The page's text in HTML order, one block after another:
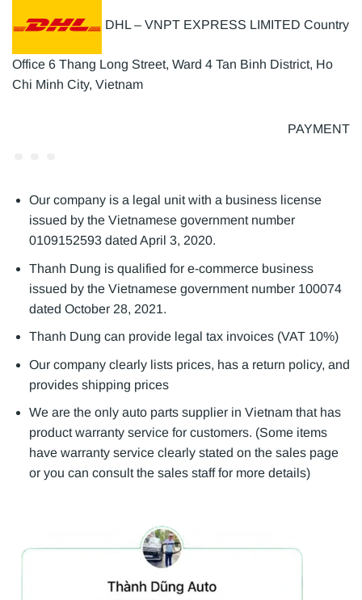
DHL – VNPT EXPRESS LIMITED Country
Office 6 Thang Long Street, Ward 4 Tan Binh District, Ho
Chi Minh City, Vietnam
PAYMENT
Our company is a legal unit with a business license
issued by the Vietnamese government number
0109152593 dated April 3, 2020.
Thanh Dung is qualified for e-commerce business
issued by the Vietnamese government number 100074
dated October 28, 2021.
Thanh Dung can provide legal tax invoices (VAT 10%)
Our company clearly lists prices, has a return policy, and
provides shipping prices
We are the only auto parts supplier in Vietnam that has
product warranty service for customers. (Some items
have warranty service clearly stated on the sales page
or you can consult the sales staff for more details)